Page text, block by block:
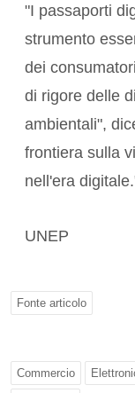
"I passaporti
strumento
dei
di rigore delle
ambientali",
frontiera sulla
nell'era
UNEP
Fonte articolo
Commercio